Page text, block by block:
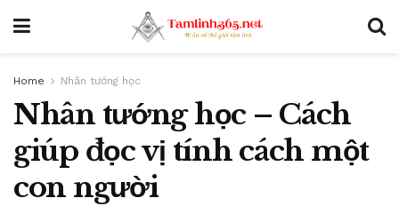
Home Nhân tướng học
Nhân tướng học – Cách
giúp đọc vị tính cách một
con người